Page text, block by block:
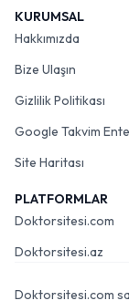
KURUMSAL
Hakkımızda
Bize Ulaşın
Gizlilik Politikası
Google Takvim
Site Haritası
PLATFORMLAR
Doktorsitesi.com
Doktorsitesi.az
Doktorsitesi.com